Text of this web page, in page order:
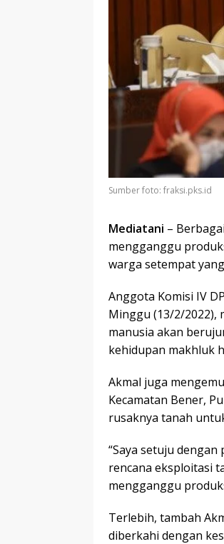
Sumber foto: fraksi.pks.id
Mediatani –
mengganggu
warga setempat
Anggota Komisi IV
Minggu (13/2/2022),
manusia akan
kehidupan makhluk
Akmal juga
Kecamatan Bener,
rusaknya tanah
“Saya setuju
rencana eksploitasi
mengganggu
Terlebih, tambah
diberkahi dengan